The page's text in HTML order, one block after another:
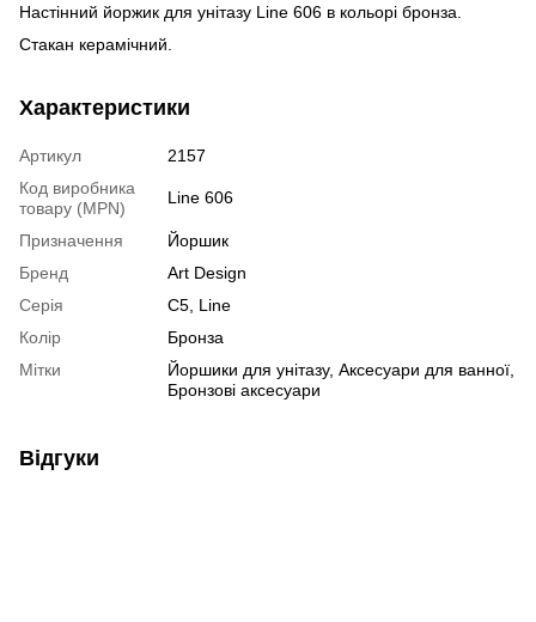
Настінний йоржик для унітазу Line 606 в кольорі бронза.
Стакан керамічний.
Характеристики
Артикул
2157
Код виробника
товару (MPN)
Line 606
Призначення
Йоршик
Бренд
Art Design
Серія
C5, Line
Колір
Бронза
Мітки
Йоршики для унітазу, Аксесуари для ванної,
Бронзові аксесуари
Відгуки